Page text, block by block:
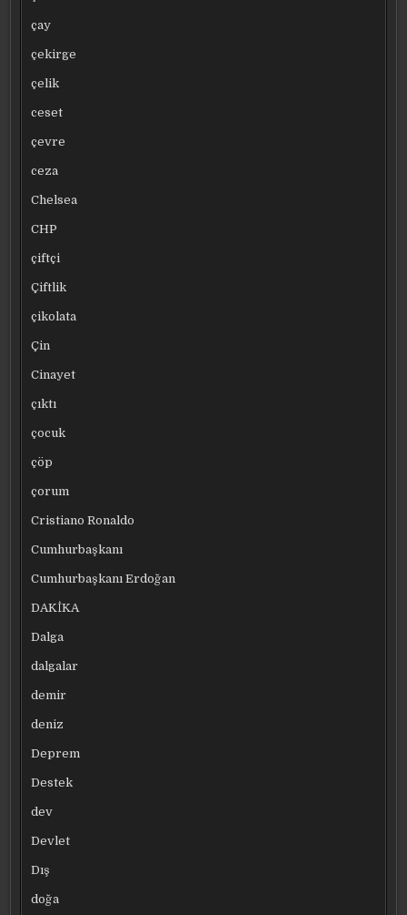
çay
çekirge
çelik
ceset
çevre
ceza
Chelsea
CHP
çiftçi
Çiftlik
çikolata
Çin
Cinayet
çıktı
çocuk
çöp
çorum
Cristiano Ronaldo
Cumhurbaşkanı
Cumhurbaşkanı Erdoğan
DAKİKA
Dalga
dalgalar
demir
deniz
Deprem
Destek
dev
Devlet
Dış
doğa